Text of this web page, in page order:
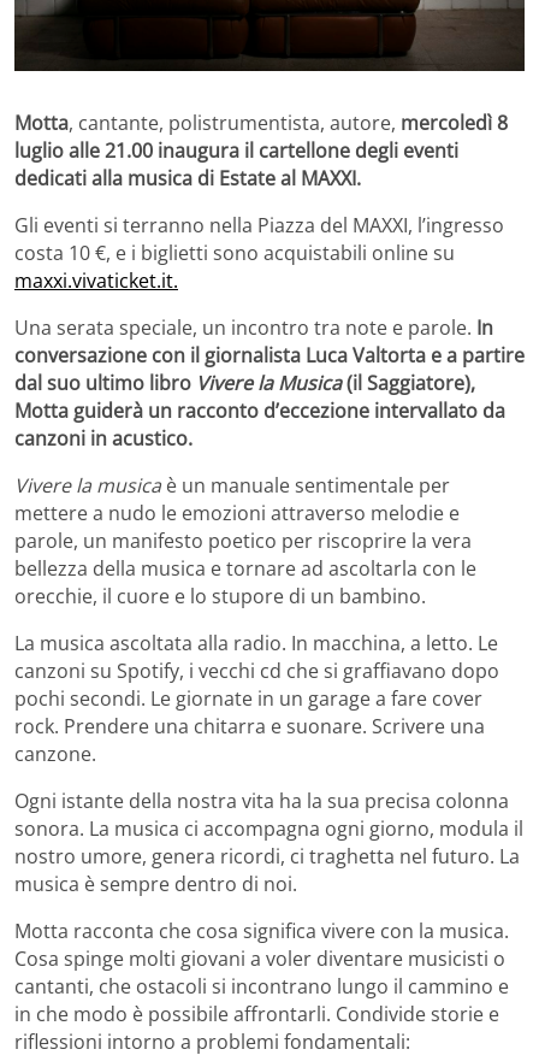
Motta, cantante, polistrumentista, autore, mercoledì 8
luglio alle 21.00 inaugura il cartellone degli eventi
dedicati alla musica di Estate al MAXXI.
Gli eventi si terranno nella Piazza del MAXXI, l’ingresso
costa 10 €, e i biglietti sono acquistabili online su
maxxi.vivaticket.it.
Una serata speciale, un incontro tra note e parole. In
conversazione con il giornalista Luca Valtorta e a partire
dal suo ultimo libro Vivere la Musica(il Saggiatore),
Motta guiderà un racconto d’eccezione intervallato da
canzoni in acustico.
Vivere la musica è un manuale sentimentale per
mettere a nudo le emozioni attraverso melodie e
parole, un manifesto poetico per riscoprire la vera
bellezza della musica e tornare ad ascoltarla con le
orecchie, il cuore e lo stupore di un bambino.
La musica ascoltata alla radio. In macchina, a letto. Le
canzoni su Spotify, i vecchi cd che si graffiavano dopo
pochi secondi. Le giornate in un garage a fare cover
rock. Prendere una chitarra e suonare. Scrivere una
canzone.
Ogni istante della nostra vita ha la sua precisa colonna
sonora. La musica ci accompagna ogni giorno, modula il
nostro umore, genera ricordi, ci traghetta nel futuro. La
musica è sempre dentro di noi.
Motta racconta che cosa significa vivere con la musica.
Cosa spinge molti giovani a voler diventare musicisti o
cantanti, che ostacoli si incontrano lungo il cammino e
in che modo è possibile affrontarli. Condivide storie e
riflessioni intorno a problemi fondamentali: